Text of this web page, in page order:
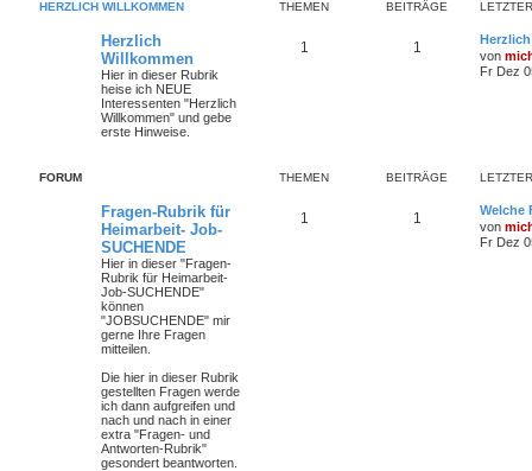
HERZLICH WILLKOMMEN THEMEN BEITRÄGE
Herzlich
Willkommen
Hier in dieser Rubrik
heise ich NEUE
Interessenten "Herzlich
Willkommen" und gebe
erste Hinweise.
1 1
von
Fr Dez
FORUM THEMEN BEITRÄGE
Fragen-Rubrik für
Heimarbeit- Job-
SUCHENDE
Hier in dieser "Fragen-
Rubrik für Heimarbeit-
Job-SUCHENDE"
können
"JOBSUCHENDE" mir
gerne Ihre Fragen
mitteilen.
Die hier in dieser Rubrik
gestellten Fragen werde
ich dann aufgreifen und
nach und nach in einer
extra "Fragen- und
Antworten-Rubrik"
gesondert beantworten.
1 1
Welche
von
Fr Dez